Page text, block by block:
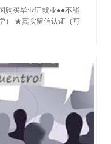
购买毕业证就业●●不能
） ★真实留信认证（可